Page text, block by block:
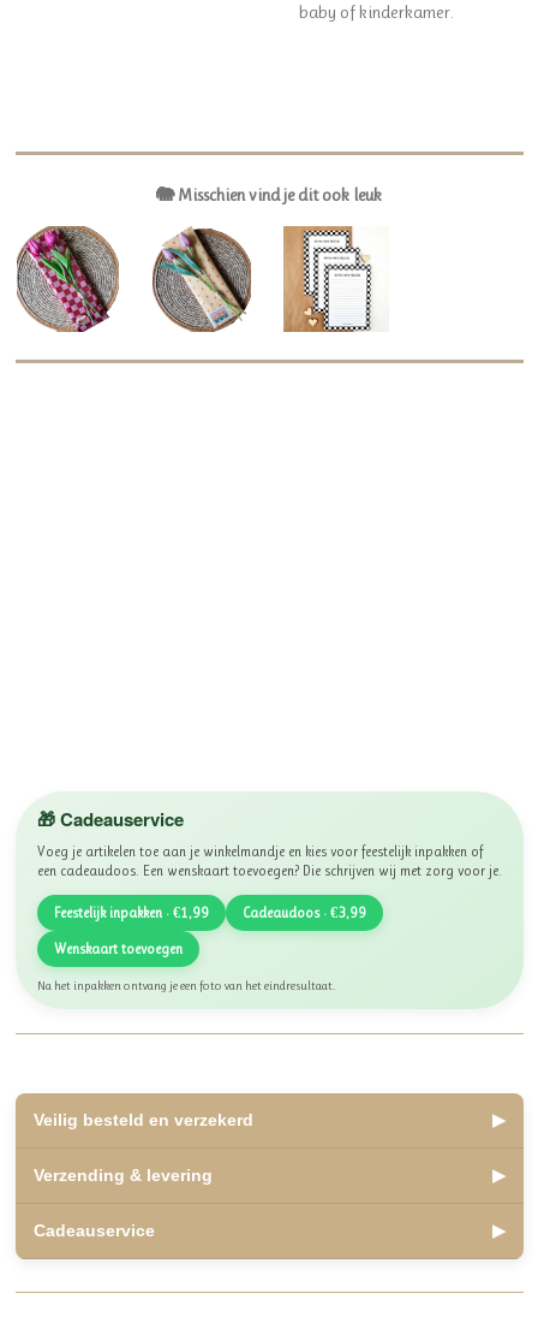
baby of kinderkamer.
🐘 Misschien vind je dit ook leuk
🎁 Cadeauservice
Voeg je artikelen toe aan je winkelmandje en kies voor feestelijk inpakken of
een cadeaudoos. Een wenskaart toevoegen? Die schrijven wij met zorg voor je.
Feestelijk inpakken · €1,99 Cadeaudoos · €3,99
Wenskaart toevoegen
Na het inpakken ontvang je een foto van het eindresultaat.
Veilig besteld en verzekerd ▶
✅ Veilig betalen met iDEAL, Bancontact en Klarna
Veilige, betrouwbare winkelervaring.
Verzending & levering ▶
✅ Kosteloos afhalen mogelijk in Olst
✅ Verzending Nederland en België
Cadeauservice ▶
✅Cadeaupakket: €3,99, stijlvol ingepakt